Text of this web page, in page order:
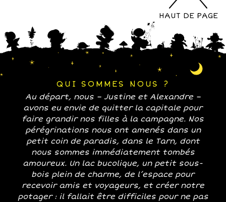
HAUT DE PAGE
QUI SOMMES NOUS ?
Au départ, nous – Justine et Alexandre –
avons eu envie de quitter la capitale pour
faire grandir nos filles à la campagne. Nos
pérégrinations nous ont amenés dans un
petit coin de paradis, dans le Tarn, dont
nous sommes immédiatement tombés
amoureux. Un lac bucolique, un petit sous-
bois plein de charme, de l’espace pour
recevoir amis et voyageurs, et créer notre
potager : il fallait être difficiles pour ne pas